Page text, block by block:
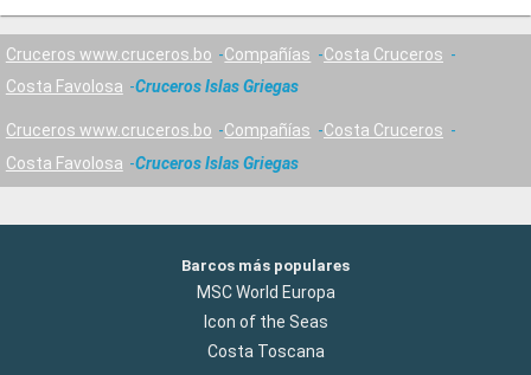
Cruceros www.cruceros.bo Compañías
Costa Cruceros
Costa Favolosa
Cruceros Islas Griegas
Cruceros www.cruceros.bo Compañías
Costa Cruceros
Costa Favolosa
Cruceros Islas Griegas
Barcos más populares
MSC World Europa
Icon of the Seas
Costa Toscana